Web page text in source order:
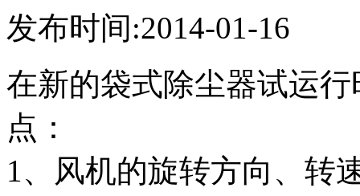
发布时间:2014-01-16
在新的袋式除尘器试运
点：
1、风机的旋转方向、转